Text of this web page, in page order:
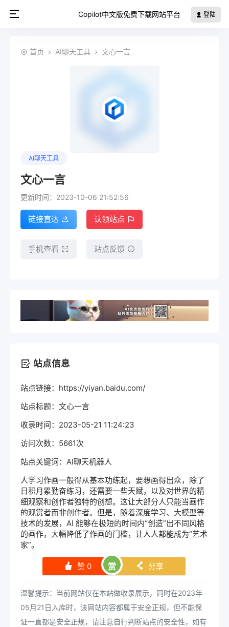
Copilot中文版免费下载网站平台 登陆
首页 AI聊天工具 文心一言
AI聊天工具
文心一言
更新时间：2023-10-06 21:52:56
链接直达 认领站点
手机查看 站点反馈
站点信息
站点链接：https://yiyan.baidu.com/
站点标题：文心一言
收录时间：2023-05-21 11:24:23
访问次数：5661次
站点关键词：AI聊天机器人
人学习作画一般得从基本功练起，要想画得出众，除了
日积月累勤奋练习，还需要一些天赋，以及对世界的精
细观察和创作者独特的创想。这让大部分人只能当画作
的观赏者而非创作者。但是，随着深度学习、大模型等
技术的发展，AI 能够在极短的时间内“创造”出不同风格
的画作，大幅降低了作画的门槛，让人人都能成为“艺术
家”。
󰄼 赞 0 赏 󰄯 分享
温馨提示：当前网站仅在本站做收录展示，同时在2023年
05月21日入库时，该网站内容都属于安全正规，但不能保
证一直都是安全正规，请注意自行判断站点的安全性，如有